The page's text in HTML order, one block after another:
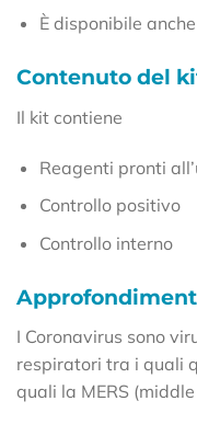
È disponibile
Contenuto del
Il kit contiene
Reagenti pronti
Controllo positivo
Controllo interno
I Coronavirus sono
respiratori tra i quali
quali la MERS